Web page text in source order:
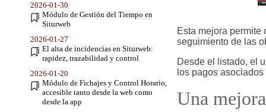
2026-01-30
Módulo de Gestión del Tiempo en
Siturweb
2026-01-27
El alta de incidencias en Siturweb:
rapidez, trazabilidad y control
2026-01-20
Módulo de Fichajes y Control Horario,
accesible tanto desde la web como
desde la app
Esta mejora permite
seguimiento de las
Desde el listado, el
los pagos
Una